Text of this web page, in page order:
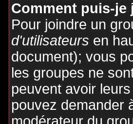
Comment puis-
Pour joindre un
d'utilisateursen
document); vous
les groupes ne
peuvent avoir
pouvez demander